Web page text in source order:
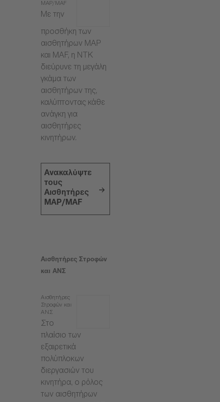
MAP/MAF
Με την
προσθήκη των
αισθητήρων MAP
και MAF, η NTK
διεύρυνε τη μεγάλη
γκάμα των
αισθητήρων της,
καλύπτοντας κάθε
ανάγκη για
αισθητήρες
κινητήρων.
Ανακαλύψτε
τους
Αισθητήρες
MAP/MAF
Αισθητήρες Στροφών
και ΑΝΣ
Αισθητήρες
Στροφών και
ΑΝΣ
Στο
πλαίσιο των
εξαιρετικά
πολύπλοκων
διεργασιών του
κινητήρα, ο ρόλος
των αισθητήρων